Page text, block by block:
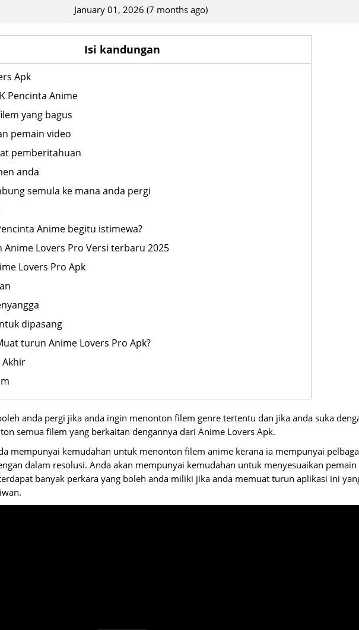
January 01, 2026 (7 months ago)
Isi kandungan
Apk
Pencinta Anime
yang bagus
pemain video
pemberitahuan
anda
semula ke mana anda pergi
Anime begitu istimewa?
Lovers Pro Versi terbaru 2025
Lovers Pro Apk
dipasang
turun Anime Lovers Pro Apk?
Akhir
anda pergi jika anda ingin menonton filem genre tertentu dan jika anda suka
semua filem yang berkaitan dengannya dari Anime Lovers Apk.
mempunyai kemudahan untuk menonton filem anime kerana ia mempunyai
dalam resolusi. Anda akan mempunyai kemudahan untuk menyesuaikan pemain
banyak perkara yang boleh anda miliki jika anda memuat turun aplikasi ini